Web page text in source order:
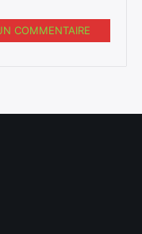
COMMENTAIRE